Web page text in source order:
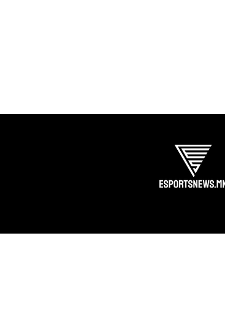
Rainbow six seige зэрэг
тавцанд өрсөлдөж, хэд хэдэн
томоохон амжилтыг үзүүлсэн
юм. CS2: Tier 1 тэмцээнүүдэд